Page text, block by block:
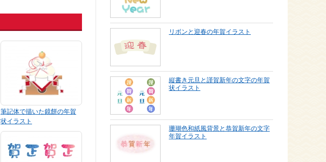
筆記体で描いた鏡餅の年賀
状イラスト
リボンと迎春の年賀イラスト
縦書き元旦と謹賀新年の文字の年賀
状イラスト
珊瑚色和紙風背景と恭賀新年の文字
年賀イラスト